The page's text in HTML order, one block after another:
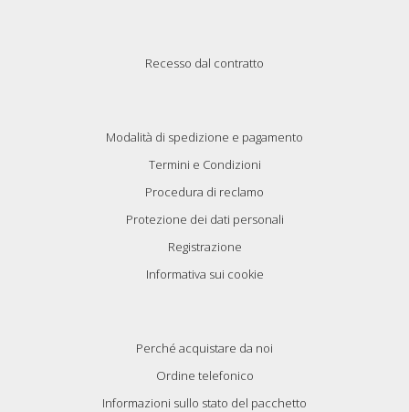
Recesso dal contratto
Modalità di spedizione e pagamento
Termini e Condizioni
Procedura di reclamo
Protezione dei dati personali
Registrazione
Informativa sui cookie
Perché acquistare da noi
Ordine telefonico
Informazioni sullo stato del pacchetto